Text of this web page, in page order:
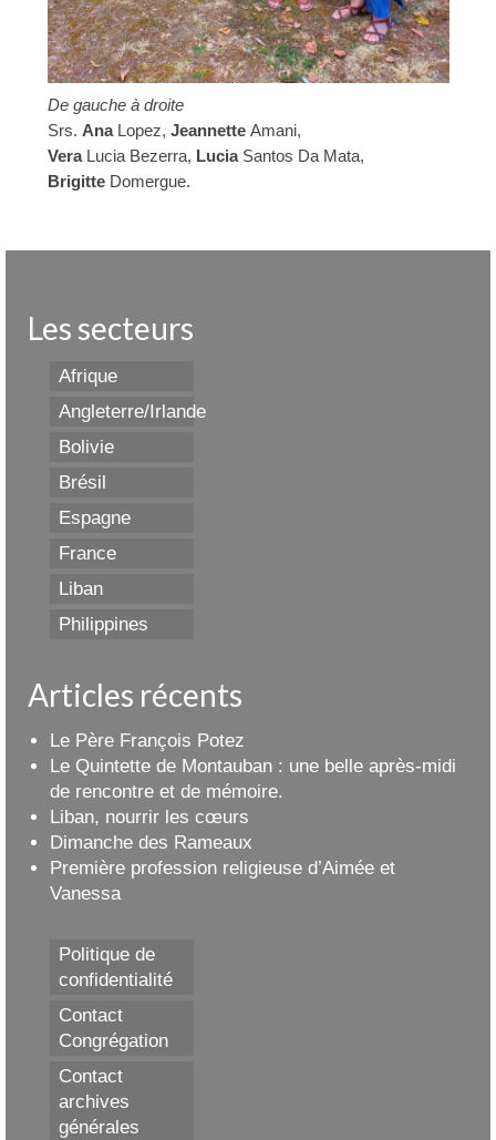
De gauche à droite
Srs. Ana Lopez, Jeannette Amani,
Vera Lucia Bezerra, Lucia Santos Da Mata,
Brigitte Domergue.
Les secteurs
Afrique
Angleterre/Irlande
Bolivie
Brésil
Espagne
France
Liban
Philippines
Articles récents
Le Père François Potez
Le Quintette de Montauban : une belle après-midi
de rencontre et de mémoire.
Liban, nourrir les cœurs
Dimanche des Rameaux
Première profession religieuse d’Aimée et
Vanessa
Politique de
confidentialité
Contact
Congrégation
Contact
archives
générales